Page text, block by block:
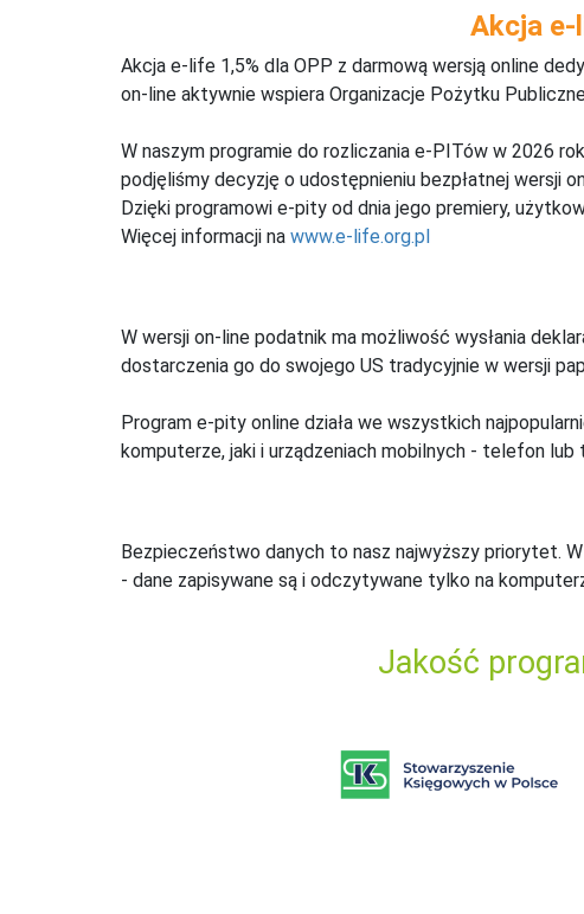
Akcja e-
Akcja e-life 1,5% dla OPP z darmową wersją online
on-line aktywnie wspiera Organizacje Pożytku
W naszym programie do rozliczania e-PITów w 2026
podjęliśmy decyzję o udostępnieniu bezpłatnej wersji
Dzięki programowi e-pity od dnia jego premiery,
Więcej informacji na www.e-life.org.pl
W wersji on-line podatnik ma możliwość wysłania
dostarczenia go do swojego US tradycyjnie w wersji
Program e-pity online działa we wszystkich
komputerze, jaki i urządzeniach mobilnych - telefon lub
Bezpieczeństwo danych to nasz najwyższy priorytet.
- dane zapisywane są i odczytywane tylko na
Jakość